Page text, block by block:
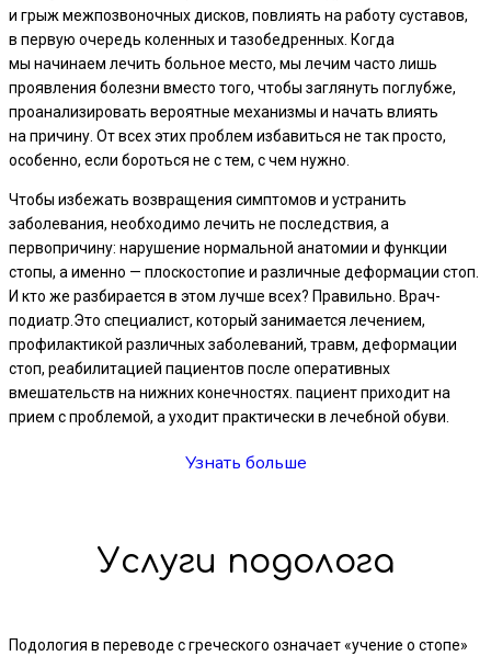
и грыж межпозвоночных дисков, повлиять на работу суставов,
в первую очередь коленных и тазобедренных. Когда
мы начинаем лечить больное место, мы лечим часто лишь
проявления болезни вместо того, чтобы заглянуть поглубже,
проанализировать вероятные механизмы и начать влиять
на причину. От всех этих проблем избавиться не так просто,
особенно, если бороться не с тем, с чем нужно.
Чтобы избежать возвращения симптомов и устранить
заболевания, необходимо лечить не последствия, а
первопричину: нарушение нормальной анатомии и функции
стопы, а именно — плоскостопие и различные деформации стоп.
И кто же разбирается в этом лучше всех? Правильно. Врач-
подиатр.Это специалист, который занимается лечением,
профилактикой различных заболеваний, травм, деформации
стоп, реабилитацией пациентов после оперативных
вмешательств на нижних конечностях. пациент приходит на
прием с проблемой, а уходит практически в лечебной обуви.
Узнать больше
Услуги подолога
Подология в переводе с греческого означает «учение о стопе»